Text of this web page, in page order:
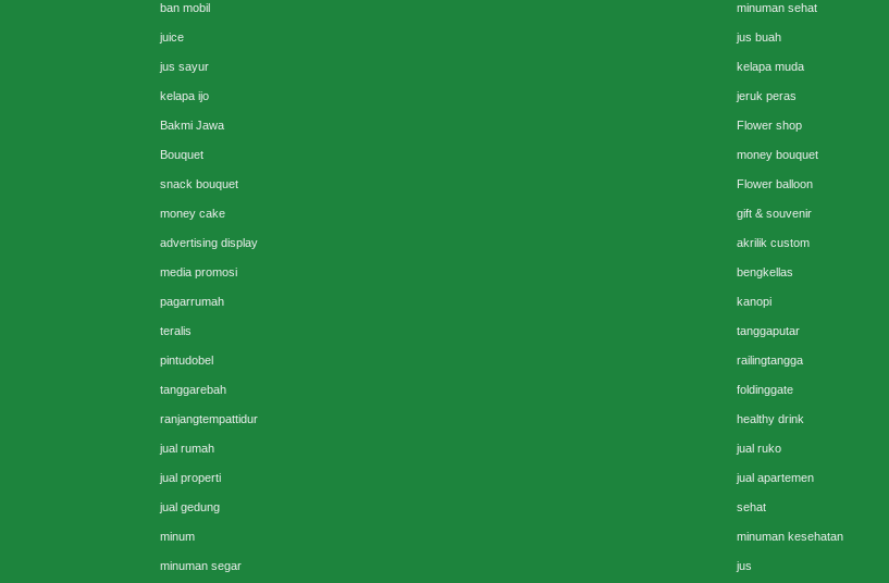
ban mobil minuman sehat
juice jus buah
jus sayur kelapa muda
kelapa ijo jeruk peras
Bakmi Jawa Flower shop
Bouquet money bouquet
snack bouquet Flower balloon
money cake gift & souvenir
advertising display akrilik custom
media promosi bengkellas
pagarrumah kanopi
teralis tanggaputar
pintudobel railingtangga
tanggarebah foldinggate
ranjangtempattidur healthy drink
jual rumah jual ruko
jual properti jual apartemen
jual gedung sehat
minum minuman kesehatan
minuman segar jus